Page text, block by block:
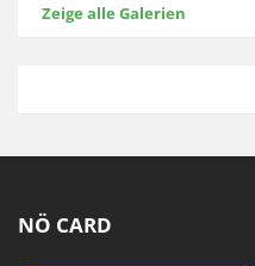
Zeige alle Galerien
NÖ CARD